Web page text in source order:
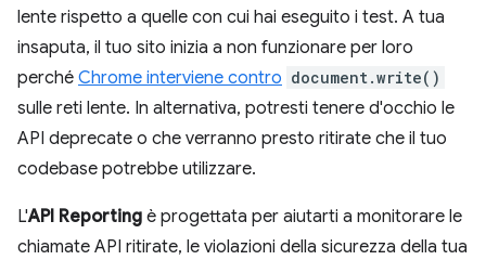
lente rispetto a quelle con cui hai eseguito i test. A tua
insaputa, il tuo sito inizia a non funzionare per loro
perché Chrome interviene contro document.write()
sulle reti lente. In alternativa, potresti tenere d'occhio le
API deprecate o che verranno presto ritirate che il tuo
codebase potrebbe utilizzare.
L'API Reporting è progettata per aiutarti a monitorare le
chiamate API ritirate, le violazioni della sicurezza della tua